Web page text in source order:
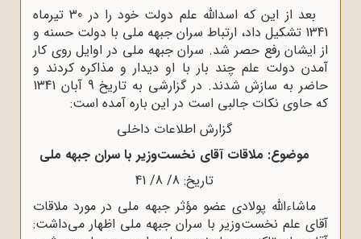
بعد از این که اسدالله علم دولت خود را در 30 تیرماه
1341 تشکیل داد، ارتباط سران جبهه ملی با دولت حسنه و
از ایشان رفع حصر شد. سران جبهه ملی در اوایل روی کار
آمدن دولت علم چند بار با او دیدار و مذاکره کردند و
حاضر به سازش شدند. در گزارشی به تاریخ 9 آبان 1341
که حاوی نکات جالبی است در این باره آمده است:
گزارش اطلاعات داخلی
موضوع: ملاقات آقای نخست‌وزیر با سران جبهه ملی
تاریخ: 8/ 8/ 41
ماشاءالله پولادی عضو مؤثر جبهه ملی در مورد ملاقات
آقای علم نخست‌وزیر با سران جبهه ملی اظهار می‌داشت: